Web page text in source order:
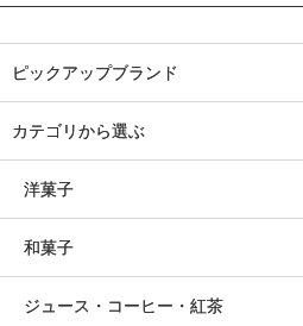
ピックアップブランド
カテゴリから選ぶ
洋菓子
和菓子
ジュース・コーヒー・紅茶